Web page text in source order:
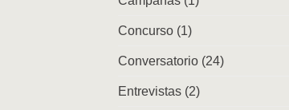
Concurso (1)
Conversatorio (24)
Entrevistas (2)